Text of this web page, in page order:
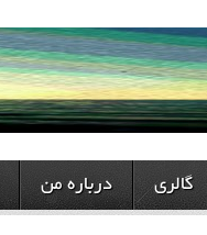
گالری درباره من